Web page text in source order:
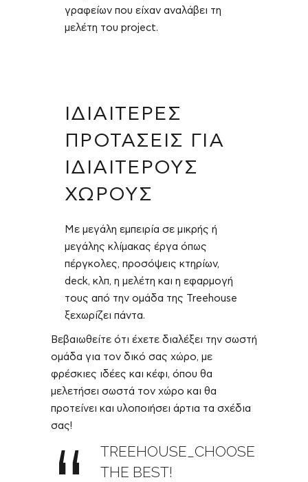
γραφείων που είχαν αναλάβει τη
μελέτη του project.
ΙΔΙΑΙΤΕΡΕΣ
ΠΡΟΤΑΣΕΙΣ ΓΙΑ
ΙΔΙΑΙΤΕΡΟΥΣ
ΧΩΡΟΥΣ
Με μεγάλη εμπειρία σε μικρής ή
μεγάλης κλίμακας έργα όπως
πέργκολες, προσόψεις κτηρίων,
deck, κλπ, η μελέτη και η εφαρμογή
τους από την ομάδα της Treehouse
ξεχωρίζει πάντα.
Βεβαιωθείτε ότι έχετε διαλέξει την σωστή
ομάδα για τον δικό σας χώρο, με
φρέσκιες ιδέες και κέφι, όπου θα
μελετήσει σωστά τον χώρο και θα
προτείνει και υλοποιήσει άρτια τα σχέδια
σας!
TREEHOUSE_CHOOSE
THE BEST!